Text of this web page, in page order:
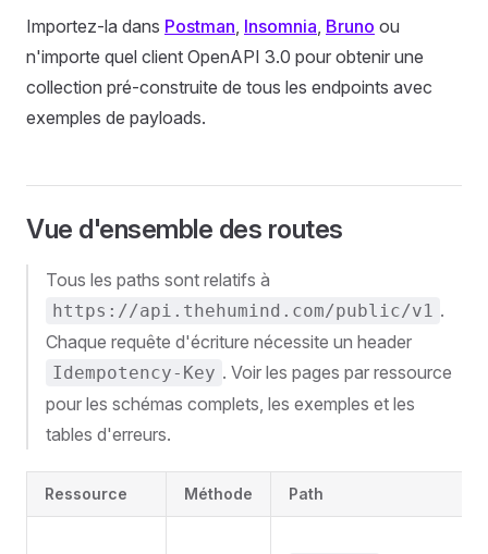
Importez-la dans Postman, Insomnia, Bruno ou
n'importe quel client OpenAPI 3.0 pour obtenir une
collection pré-construite de tous les endpoints avec
exemples de payloads.
Vue d'ensemble des routes
Tous les paths sont relatifs à
https://api.thehumind.com/public/v1 .
Chaque requête d'écriture nécessite un header
Idempotency-Key . Voir les pages par ressource
pour les schémas complets, les exemples et les
tables d'erreurs.
Ressource Méthode Path